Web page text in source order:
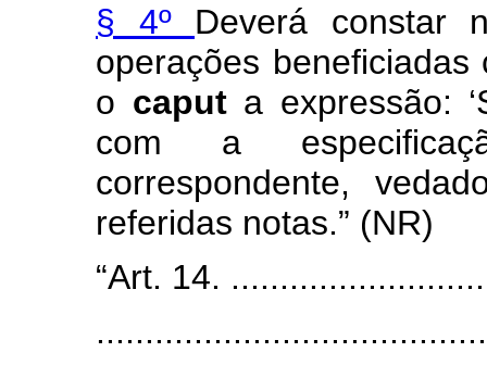
§ 4º Deverá constar
operações
o caput a expressão:
com a
correspondente,
referidas notas.” (NR)
“Art. 14.